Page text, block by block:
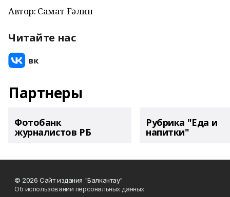
Автор: Самат Ғәлин
Читайте нас
Партнеры
Фотобанк
журналистов РБ
Рубрика "Еда и
напитки"
© 2026 Сайт издания "Балкантау"
Об использовании персональных данных